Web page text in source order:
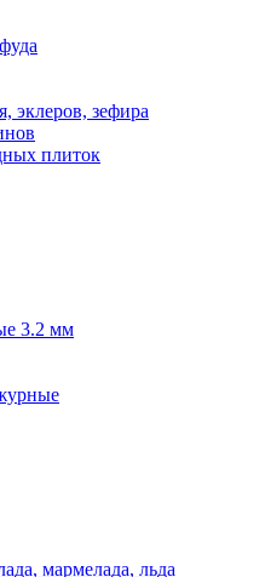
эклеров, зефира
плиток
3.2 мм
мармелада, льда